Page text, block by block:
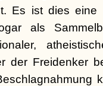
Es ist dies
als
der Freidenker